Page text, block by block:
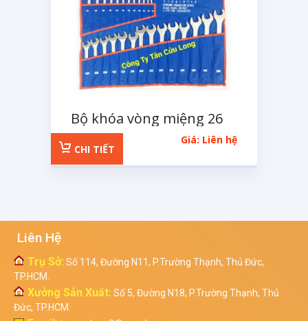
Bộ khóa vòng miệng 26
chi tiết 6-32mm
Giá: Liên hệ
CHI TIẾT
Liên Hệ
Trụ Sở: Số 114, Đường N11, P.Trường Thạnh, Thủ Đức,
TP.HCM.
Xưởng Sản Xuất: Số 5, Đường N18, P.Trường Thạnh, Thủ
Đức, TP.HCM.